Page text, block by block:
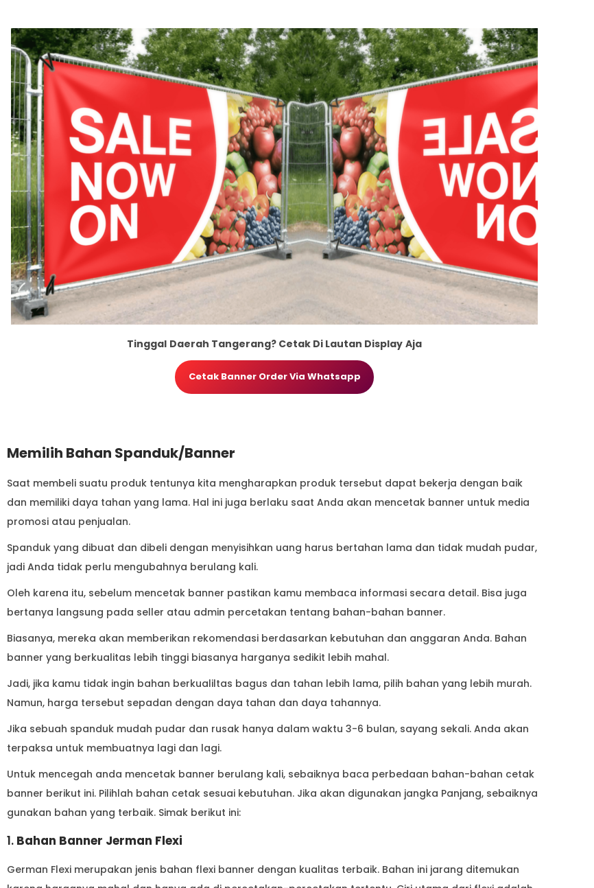
Tinggal Daerah Tangerang? Cetak Di Lautan Display Aja
Cetak Banner Order Via Whatsapp
Memilih Bahan Spanduk/Banner
Saat membeli suatu produk tentunya kita mengharapkan produk tersebut dapat bekerja dengan baik
dan memiliki daya tahan yang lama. Hal ini juga berlaku saat Anda akan mencetak banner untuk media
promosi atau penjualan.
Spanduk yang dibuat dan dibeli dengan menyisihkan uang harus bertahan lama dan tidak mudah pudar,
jadi Anda tidak perlu mengubahnya berulang kali.
Oleh karena itu, sebelum mencetak banner pastikan kamu membaca informasi secara detail. Bisa juga
bertanya langsung pada seller atau admin percetakan tentang bahan-bahan banner.
Biasanya, mereka akan memberikan rekomendasi berdasarkan kebutuhan dan anggaran Anda. Bahan
banner yang berkualitas lebih tinggi biasanya harganya sedikit lebih mahal.
Jadi, jika kamu tidak ingin bahan berkualiltas bagus dan tahan lebih lama, pilih bahan yang lebih murah.
Namun, harga tersebut sepadan dengan daya tahan dan daya tahannya.
Jika sebuah spanduk mudah pudar dan rusak hanya dalam waktu 3-6 bulan, sayang sekali. Anda akan
terpaksa untuk membuatnya lagi dan lagi.
Untuk mencegah anda mencetak banner berulang kali, sebaiknya baca perbedaan bahan-bahan cetak
banner berikut ini. Pilihlah bahan cetak sesuai kebutuhan. Jika akan digunakan jangka Panjang, sebaiknya
gunakan bahan yang terbaik. Simak berikut ini:
1. Bahan Banner Jerman Flexi
German Flexi merupakan jenis bahan flexi banner dengan kualitas terbaik. Bahan ini jarang ditemukan